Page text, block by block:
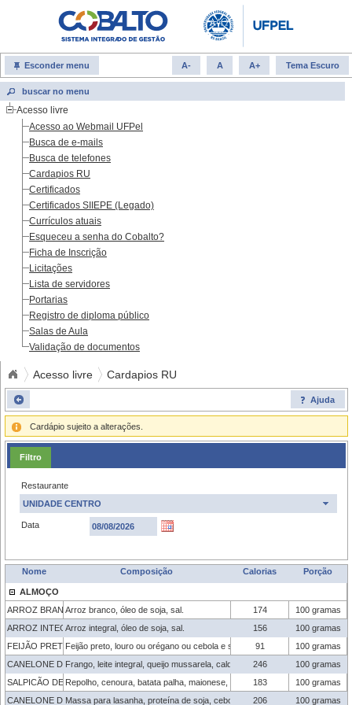
Esconder menu A- A A+ Tema Escuro
Acesso livre
Acesso ao Webmail UFPel
Busca de e-mails
Busca de telefones
Cardapios RU
Certificados
Certificados SIIEPE (Legado)
Currículos atuais
Esqueceu a senha do Cobalto?
Ficha de Inscrição
Licitações
Lista de servidores
Portarias
Registro de diploma público
Salas de Aula
Validação de documentos
Acesso livre Cardapios RU
Ajuda
Cardápio sujeito a alterações.
Filtro
Restaurante
UNIDADE CENTRO
Data
Nome Composição Calorias Porção
ALMOÇO
ARROZ BRANCOArroz branco, óleo de soja, sal. 174
100 gramas
ARROZ INTEGRALArroz integral, óleo de soja, sal. 156
100 gramas
FEIJÃO PRETOFeijão preto, louro ou orégano ou cebola e sal. 91
100 gramas
CANELONE DE FRANGO Frango, leite integral, queijo mussarela, caldo de galinha, amido de milho,
246
100 gramas
SALPICÃO DE REPOLHO Repolho, cenoura, batata palha, maionese, tempero verde, sal e óleo de
183
100 gramas
CANELONE DE PROTEÍNA DE SOJA
Massa para lasanha, proteína de soja, cebola, alho, tomate, extrato de
206 100 gramas